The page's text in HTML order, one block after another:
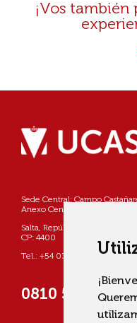
¡Vos
Sede Central: Campo
Anexo Centro: Pellegrini 790
Salta, República Argentina
CP: 4400
Tel.: +54 0387 4268800
0810 555